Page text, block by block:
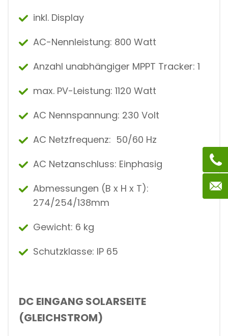
inkl. Display
AC-Nennleistung: 800 Watt
Anzahl unabhängiger MPPT Tracker: 1
max. PV-Leistung: 1120 Watt
AC Nennspannung: 230 Volt
AC Netzfrequenz: 50/60 Hz
AC Netzanschluss: Einphasig
Abmessungen (B x H x T):
274/254/138mm
Gewicht: 6 kg
Schutzklasse: IP 65
DC EINGANG SOLARSEITE
(GLEICHSTROM)